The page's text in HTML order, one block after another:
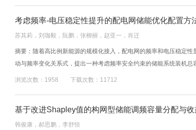
考虑频率-电压稳定性提升的配电网储能优化配置方
苏其莉，刘珈毅，阮鹏，张柳丽，赵亚一，肖迁
摘要：随着高比例新能源的规模化接入，配电网的频率和电压稳定
动与频率变化关系式，提出一种考虑频率安全约束的储能系统装机
浏览次数：1958 下载次数：11712
基于改进Shapley值的构网型储能调频容量分配与
韩俊康，郝思鹏，李舒恒